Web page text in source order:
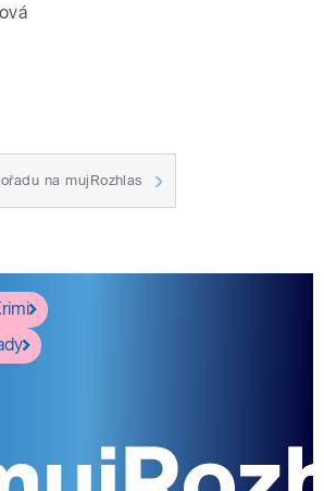
na mujRozhlas